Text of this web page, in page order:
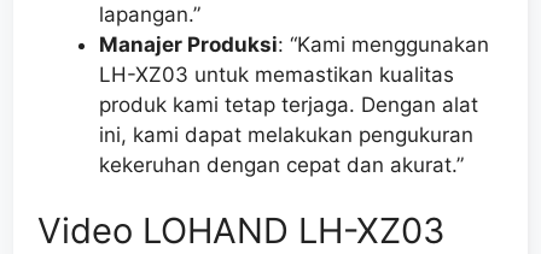
lapangan.”
Manajer Produksi: “Kami menggunakan
LH-XZ03 untuk memastikan kualitas
produk kami tetap terjaga. Dengan alat
ini, kami dapat melakukan pengukuran
kekeruhan dengan cepat dan akurat.”
Video LOHAND LH-XZ03